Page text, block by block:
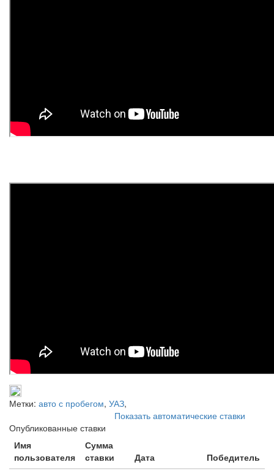
Метки: авто с пробегом, УАЗ,
Показать автоматические ставки
Опубликованные ставки
Имя
пользователя
Сумма
ставки
Дата
Победитель